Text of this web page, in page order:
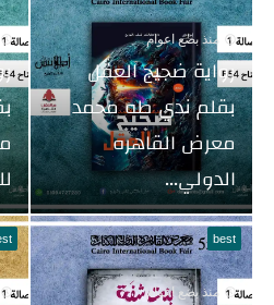
منذ بضع اعوام
رواية ضجيج العقل
بقلم ندي طه محمد
معرض القاهره
الدولي...
best
منذ بضع اعوام